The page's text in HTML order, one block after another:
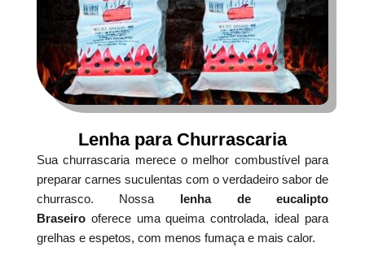
Lenha para Churrascaria
Sua churrascaria merece o melhor combustível para
preparar carnes suculentas com o verdadeiro sabor de
churrasco. Nossa lenha de eucalipto
Braseirooferece uma queima controlada, ideal para
grelhas e espetos, com menos fumaça e mais calor.